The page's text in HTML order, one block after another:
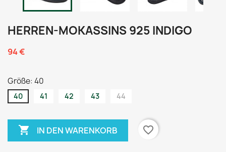
HERREN-MOKASSINS 925 INDIGO
94 €
Größe: 40
40 41 42 43 44
 IN DEN WARENKORB favorite_border